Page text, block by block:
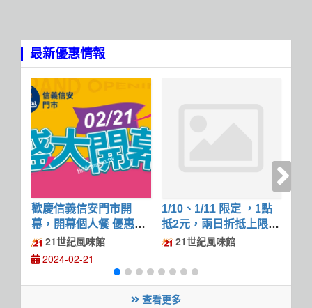
最新優惠情報
歡慶信義信安門市開
幕，開幕個人餐 優惠價
169元21世紀風味館
2024-02-21
1/10、1/11 限定 ，1點
抵2元，兩日折抵上限10
0點，最高現折200元
21世紀風味館
查看更多